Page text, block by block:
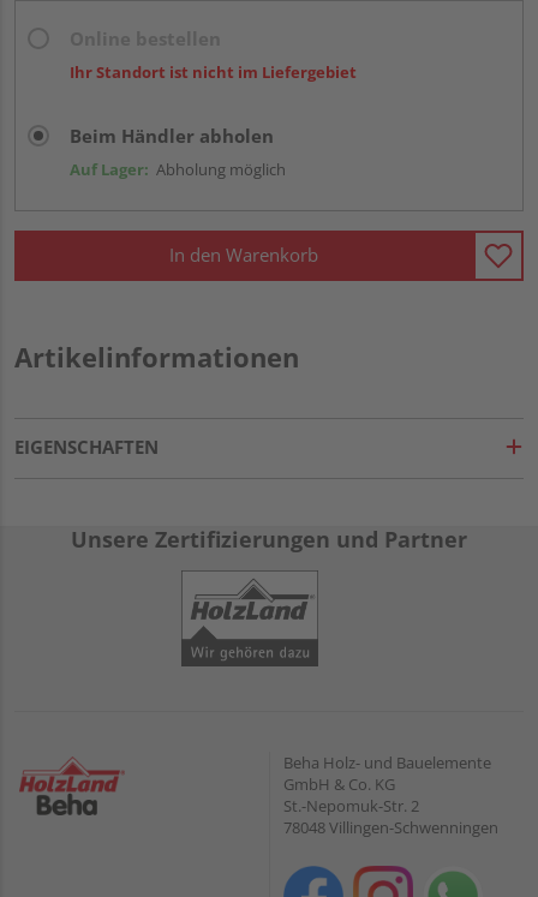
Ihr Standort ist nicht im Liefergebiet
Beim Händler abholen
Auf Lager: Abholung möglich
In den Warenkorb
Artikelinformationen
EIGENSCHAFTEN
Unsere Zertifizierungen und Partner
Beha Holz- und Bauelemente
GmbH & Co. KG
St.-Nepomuk-Str. 2
78048 Villingen-Schwenningen